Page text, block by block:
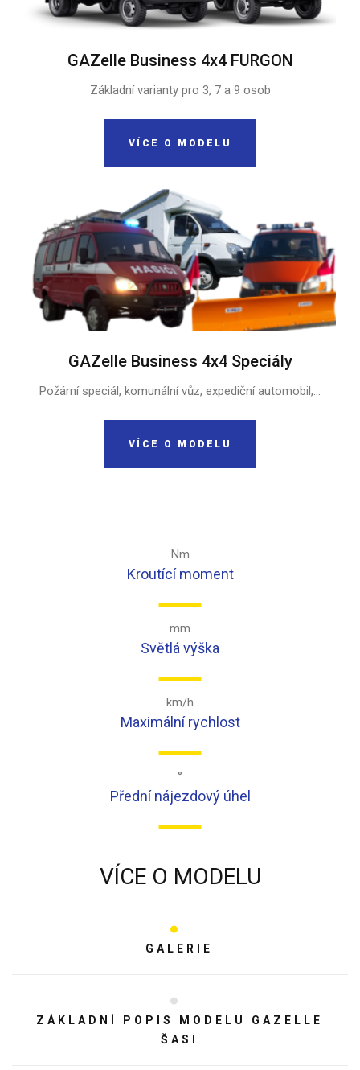
GAZelle Business 4x4 FURGON
Základní varianty pro 3, 7 a 9 osob
VÍCE O MODELU
GAZelle Business 4x4 Speciály
Požární speciál, komunální vůz, expediční automobil,...
VÍCE O MODELU
Nm
Kroutící moment
mm
Světlá výška
km/h
Maximální rychlost
°
Přední nájezdový úhel
VÍCE O MODELU
GALERIE
ZÁKLADNÍ POPIS MODELU GAZELLE
ŠASI